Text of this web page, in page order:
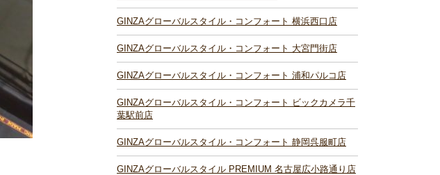
GINZAグローバルスタイル・コンフォート 横浜西口店
GINZAグローバルスタイル・コンフォート 大宮門街店
GINZAグローバルスタイル・コンフォート 浦和パルコ店
GINZAグローバルスタイル・コンフォート ビックカメラ千
葉駅前店
GINZAグローバルスタイル・コンフォート 静岡呉服町店
GINZAグローバルスタイル PREMIUM 名古屋広小路通り店